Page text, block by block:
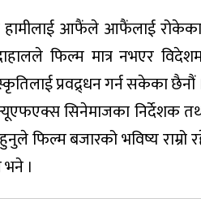
हामीलाई आफैंले आफैंलाई
फिल्म मात्र नभएर
प्रवद्र्धन गर्न सकेका
सिनेमाजका निर्देशक
फिल्म बजारको भविष्य राम्रो
भने ।